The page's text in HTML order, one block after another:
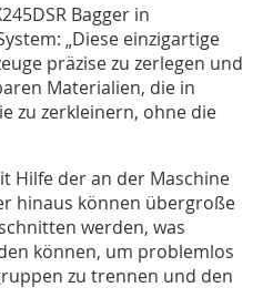
Bagger in
„Diese einzigartige
präzise zu zerlegen und
Materialien, die in
zu zerkleinern, ohne die
Hilfe der an der Maschine
hinaus können übergroße
werden, was
können, um problemlos
zu trennen und den